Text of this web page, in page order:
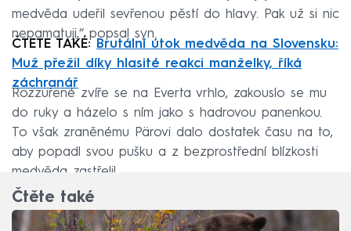
medvěda udeřil sevřenou pěstí do hlavy. Pak už si nic
nepamatuji,“ popsal syn.
ČTETE TAKÉ: Brutální útok medvěda na Slovensku:
Muž přežil díky hlasité reakci manželky, říká
záchranář
Rozzuřené zvíře se na Everta vrhlo, zakouslo se mu
do ruky a házelo s ním jako s hadrovou panenkou.
To však zraněnému Pärovi dalo dostatek času na to,
aby popadl svou pušku a z bezprostřední blízkosti
medvěda zastřelil.
Čtěte také